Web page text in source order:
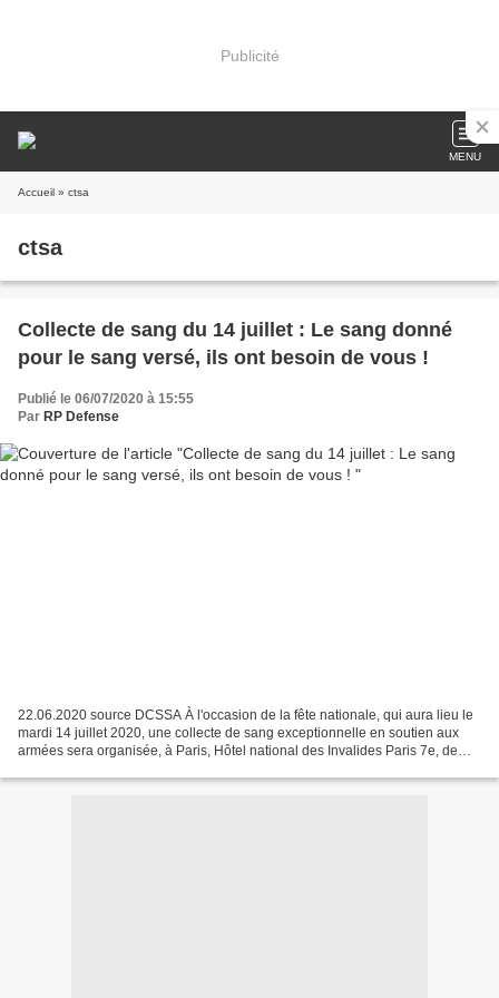
Publicité
MENU
Accueil » ctsa
ctsa
Collecte de sang du 14 juillet : Le sang donné
pour le sang versé, ils ont besoin de vous !
Publié le 06/07/2020 à 15:55
Par RP Defense
22.06.2020 source DCSSA À l'occasion de la fête nationale, qui aura lieu le
mardi 14 juillet 2020, une collecte de sang exceptionnelle en soutien aux
armées sera organisée, à Paris, Hôtel national des Invalides Paris 7e, de